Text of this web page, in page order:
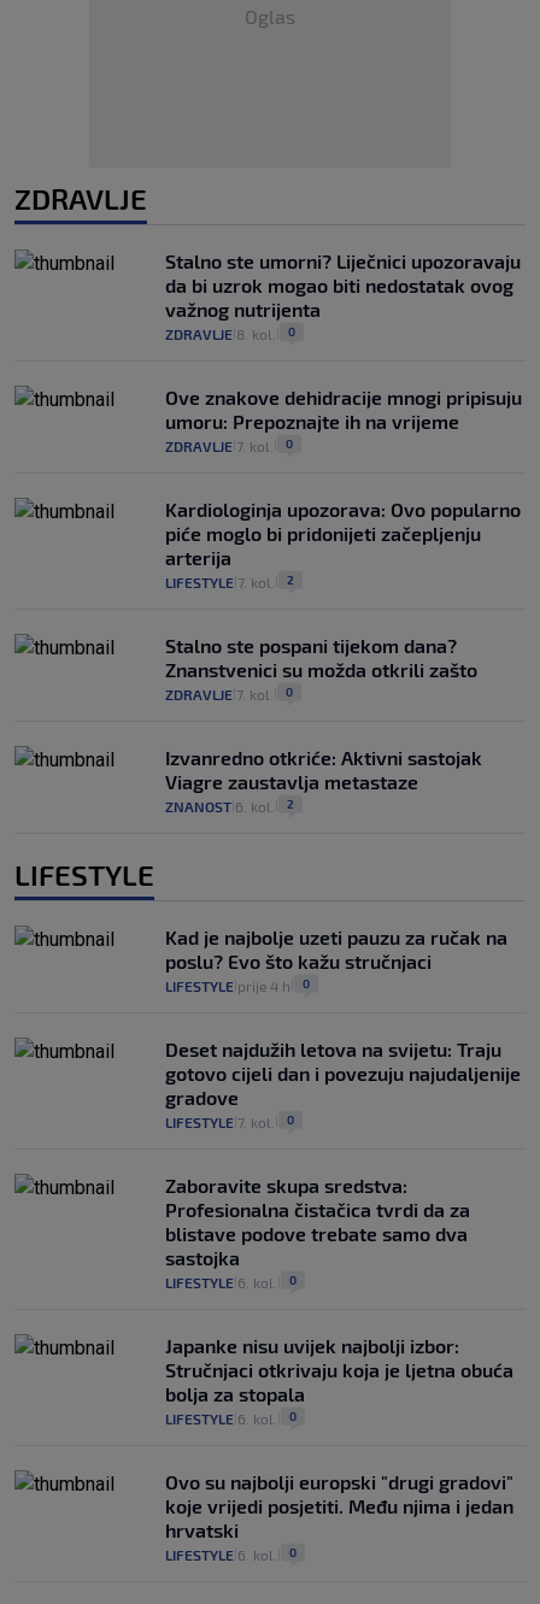
Oglas
ZDRAVLJE
Stalno ste umorni? Liječnici upozoravaju
da bi uzrok mogao biti nedostatak ovog
važnog nutrijenta
ZDRAVLJE 8. kol. 0
Ove znakove dehidracije mnogi pripisuju
umoru: Prepoznajte ih na vrijeme
ZDRAVLJE 7. kol. 0
Kardiologinja upozorava: Ovo popularno
piće moglo bi pridonijeti začepljenju
arterija
LIFESTYLE 7. kol. 2
Stalno ste pospani tijekom dana?
Znanstvenici su možda otkrili zašto
ZDRAVLJE 7. kol. 0
Izvanredno otkriće: Aktivni sastojak
Viagre zaustavlja metastaze
ZNANOST 6. kol. 2
LIFESTYLE
Kad je najbolje uzeti pauzu za ručak na
poslu? Evo što kažu stručnjaci
LIFESTYLE prije 4 h 0
Deset najdužih letova na svijetu: Traju
gotovo cijeli dan i povezuju najudaljenije
gradove
LIFESTYLE 7. kol. 0
Zaboravite skupa sredstva:
Profesionalna čistačica tvrdi da za
blistave podove trebate samo dva
sastojka
LIFESTYLE 6. kol. 0
Japanke nisu uvijek najbolji izbor:
Stručnjaci otkrivaju koja je ljetna obuća
bolja za stopala
LIFESTYLE 6. kol. 0
Ovo su najbolji europski "drugi gradovi"
koje vrijedi posjetiti. Među njima i jedan
hrvatski
LIFESTYLE 6. kol. 0